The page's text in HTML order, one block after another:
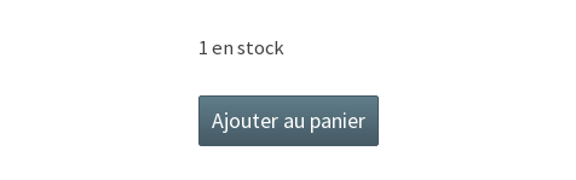
1 en stock
quantité
de
Ajouter au panier